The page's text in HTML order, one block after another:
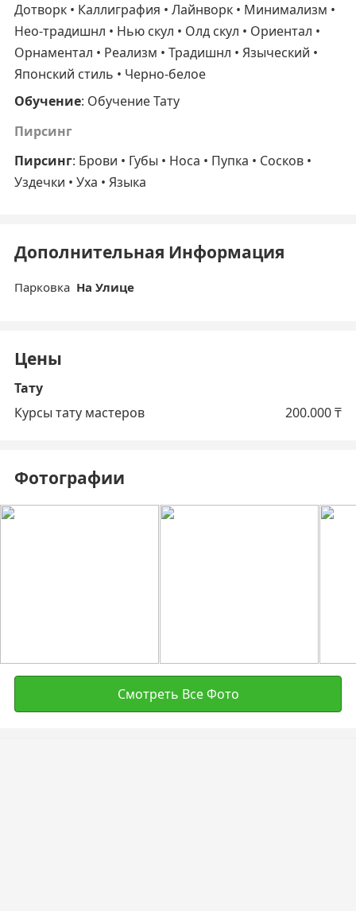
Дотворк • Каллиграфия • Лайнворк • Минимализм •
Нео-традишнл • Нью скул • Олд скул • Ориентал •
Орнаментал • Реализм • Традишнл • Языческий •
Японский стиль • Черно-белое
Обучение: Обучение Тату
Пирсинг
Пирсинг: Брови • Губы • Носа • Пупка • Сосков •
Уздечки • Уха • Языка
Дополнительная Информация
Парковка На Улице
Цены
Тату
Курсы тату мастеров
200.000₸
Фотографии
Смотреть Все Фото